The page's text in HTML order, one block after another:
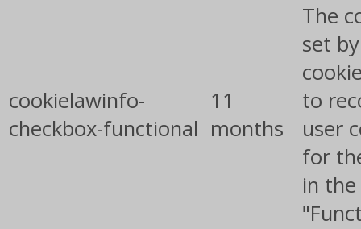
cookielawinfo-
checkbox-functional
11
months
The
set
to
user
for
in